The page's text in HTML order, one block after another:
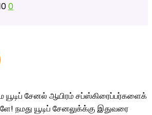
0
யூடிப் சேனல் ஆயிரம் சப்ஸ்கிரைப்பர்களைக்
நமது யூடிப் சேனலுக்க்கு இதுவரை